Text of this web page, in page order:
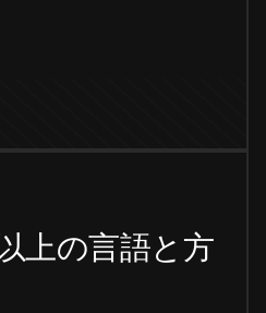
上の言語と方